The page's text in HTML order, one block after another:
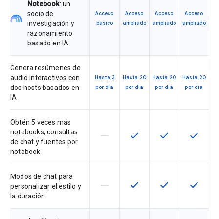
Notebook: un
socio de
investigación y
razonamiento
basado en IA
Acceso
básico
Acceso
ampliado
Acceso
ampliado
Acceso
ampliado
Genera resúmenes de
audio interactivos con
dos hosts basados en
IA
Hasta 3
por día
Hasta 20
por día
Hasta 20
por día
Hasta 20
por día
Obtén 5 veces más
notebooks, consultas
de chat y fuentes por
notebook
Esta función no está disponible en
horizontal_rule Esta función está
check Esta función
check Esta
check
Modos de chat para
personalizar el estilo y
la duración
Esta función no está disponible en
horizontal_rule Esta función está
check Esta función
check Esta
check